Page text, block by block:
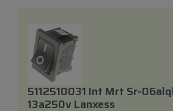
5112510031 Int Mrt Sr-
13a250v Lanxess